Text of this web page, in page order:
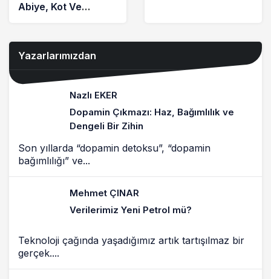
Abiye, Kot Ve
Yazarlarımızdan
Nazlı EKER
Dopamin Çıkmazı: Haz, Bağımlılık ve
Dengeli Bir Zihin
Son yıllarda “dopamin detoksu”, “dopamin
bağımlılığı” ve...
Mehmet ÇINAR
Verilerimiz Yeni Petrol mü?
Teknoloji çağında yaşadığımız artık tartışılmaz bir
gerçek....